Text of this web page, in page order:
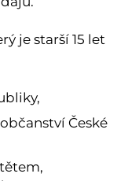
je starší 15 let
České